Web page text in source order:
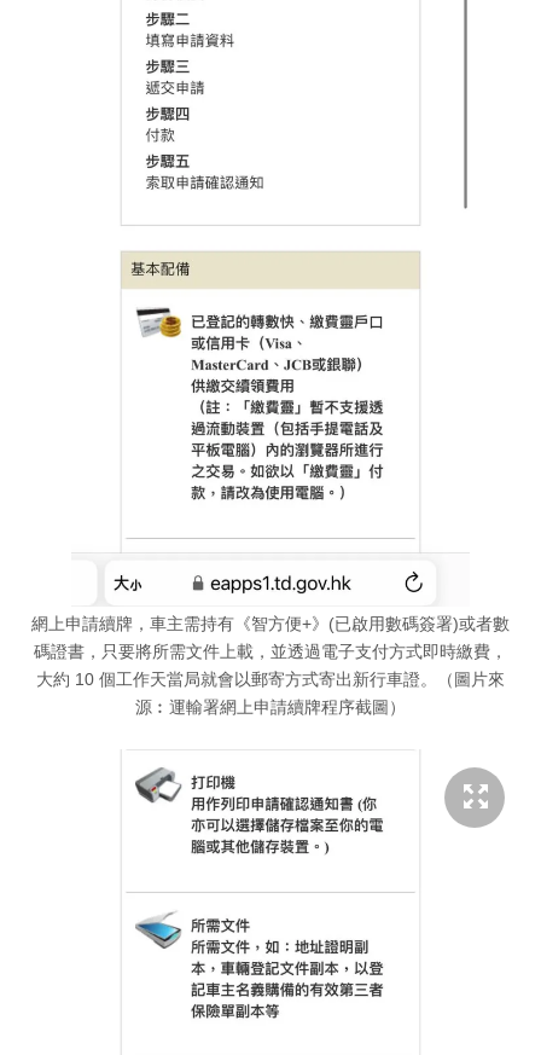
網上申請續牌，車主需持有《智方便+》(已啟用數碼簽署)或者數
碼證書，只要將所需文件上載，並透過電子支付方式即時繳費，
大約 10 個工作天當局就會以郵寄方式寄出新行車證。（圖片來
源︰運輸署網上申請續牌程序截圖）